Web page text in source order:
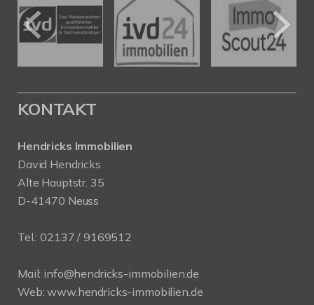
KONTAKT
Hendricks Immobilien
David Hendricks
Alte Hauptstr. 35
D-41470 Neuss
Tel.: 02137 / 9169512
Mail: info@hendricks-immobilien.de
Web:www.hendricks-immobilien.de